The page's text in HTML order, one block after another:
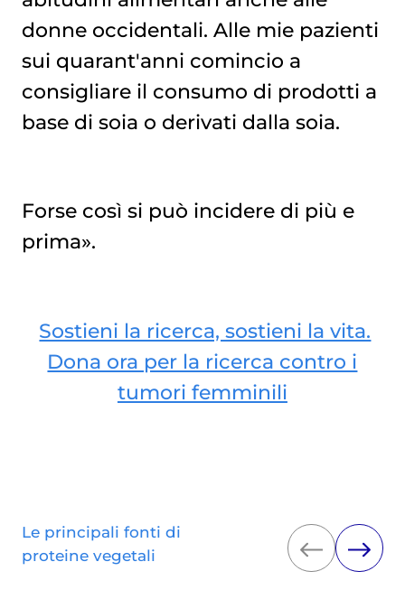
donne occidentali. Alle mie pazienti
sui quarant'anni comincio a
consigliare il consumo di prodotti a
base di soia o derivati dalla soia.
Forse così si può incidere di più e
prima».
Sostieni la ricerca, sostieni la vita.
Dona ora per la ricerca contro i
tumori femminili
Le principali fonti di
proteine vegetali